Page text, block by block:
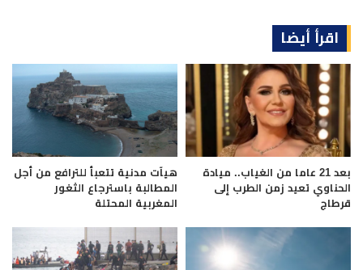
اقرأ أيضا
بعد 21 عاما من الغياب.. ميادة
الحناوي تعيد زمن الطرب إلى
قرطاج
هيآت مدنية تتعبأ للترافع من أجل
المطالبة باسترجاع الثغور
المغربية المحتلة